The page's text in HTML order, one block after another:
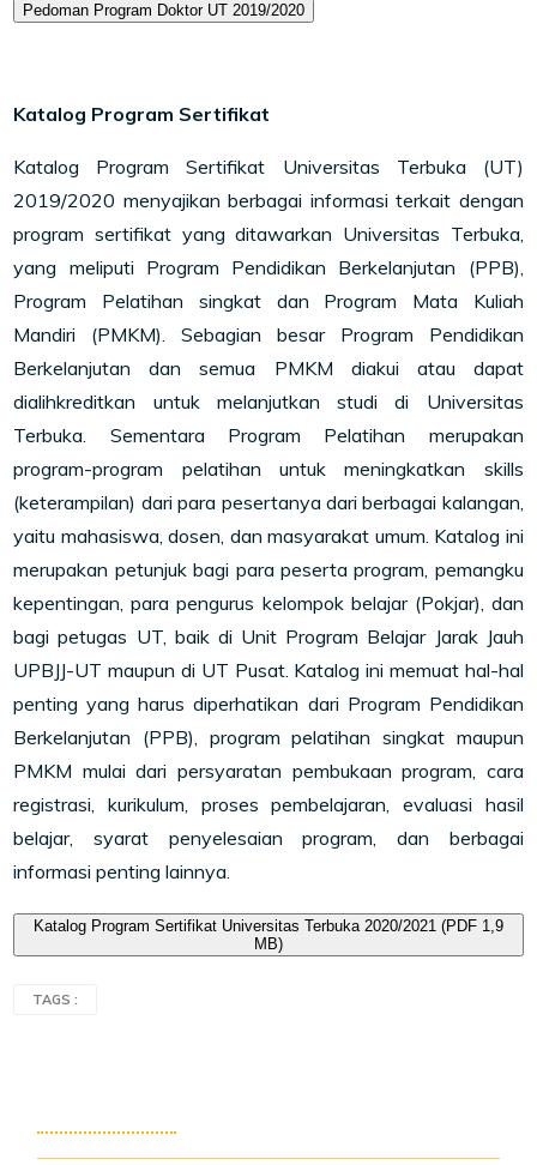
Pedoman Program Doktor UT 2019/2020
Katalog Program Sertifikat
Katalog Program Sertifikat Universitas Terbuka (UT)
2019/2020 menyajikan berbagai informasi terkait dengan
program sertifikat yang ditawarkan Universitas Terbuka,
yang meliputi Program Pendidikan Berkelanjutan (PPB),
Program Pelatihan singkat dan Program Mata Kuliah
Mandiri (PMKM). Sebagian besar Program Pendidikan
Berkelanjutan dan semua PMKM diakui atau dapat
dialihkreditkan untuk melanjutkan studi di Universitas
Terbuka. Sementara Program Pelatihan merupakan
program-program pelatihan untuk meningkatkan skills
(keterampilan) dari para pesertanya dari berbagai kalangan,
yaitu mahasiswa, dosen, dan masyarakat umum. Katalog ini
merupakan petunjuk bagi para peserta program, pemangku
kepentingan, para pengurus kelompok belajar (Pokjar), dan
bagi petugas UT, baik di Unit Program Belajar Jarak Jauh
UPBJJ-UT maupun di UT Pusat. Katalog ini memuat hal-hal
penting yang harus diperhatikan dari Program Pendidikan
Berkelanjutan (PPB), program pelatihan singkat maupun
PMKM mulai dari persyaratan pembukaan program, cara
registrasi, kurikulum, proses pembelajaran, evaluasi hasil
belajar, syarat penyelesaian program, dan berbagai
informasi penting lainnya.
Katalog Program Sertifikat Universitas Terbuka 2020/2021 (PDF 1,9
MB)
TAGS :